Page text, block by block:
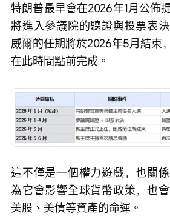
特朗普最早會在2026年1月公佈
將進入參議院的聽證與投票表
威爾的任期將於2026年5月結束
在此時間點前完成。
這不僅是一個權力遊戲，也關
為它會影響全球貨幣政策，也
美股、美債等資產的命運。